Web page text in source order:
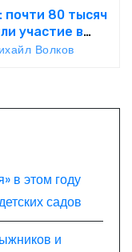
почти 80 тысяч
участие в
Волков
в этом году
садов
и